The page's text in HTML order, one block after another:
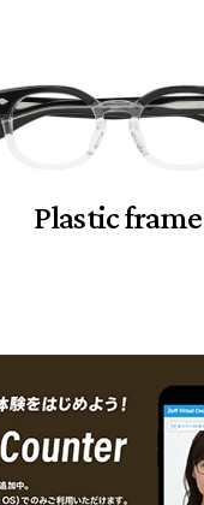
Plastic frame